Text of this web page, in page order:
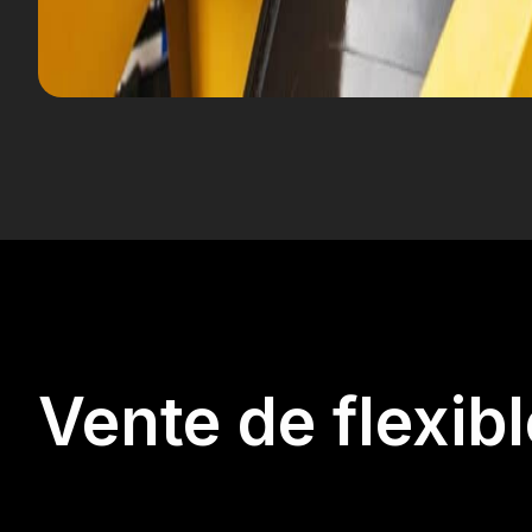
Vente de